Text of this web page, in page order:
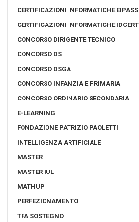
CERTIFICAZIONI INFORMATICHE EIPASS
CERTIFICAZIONI INFORMATICHE IDCERT
CONCORSO DIRIGENTE TECNICO
CONCORSO DS
CONCORSO DSGA
CONCORSO INFANZIA E PRIMARIA
CONCORSO ORDINARIO SECONDARIA
E-LEARNING
FONDAZIONE PATRIZIO PAOLETTI
INTELLIGENZA ARTIFICIALE
MASTER
MASTER IUL
MATHUP
PERFEZIONAMENTO
TFA SOSTEGNO